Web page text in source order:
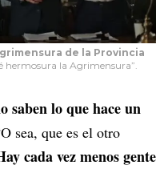
de la Provincia
hermosura la Agrimensura”.
saben lo que hace un
sea, que es el otro
cada vez menos gente